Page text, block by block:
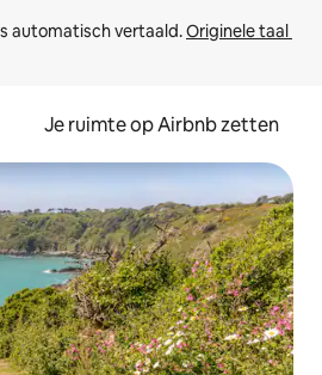
automatisch vertaald. Originele taal
Je ruimte op Airbnb zetten